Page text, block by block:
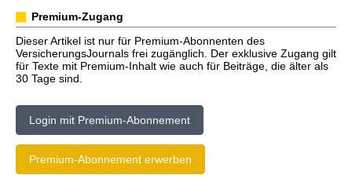
Premium-Zugang
Dieser Artikel ist nur für Premium-Abonnenten des
VersicherungsJournals frei zugänglich. Der exklusive Zugang gilt
für Texte mit Premium-Inhalt wie auch für Beiträge, die älter als
30 Tage sind.
Login mit Premium-Abonnement
Premium-Abonnement erwerben